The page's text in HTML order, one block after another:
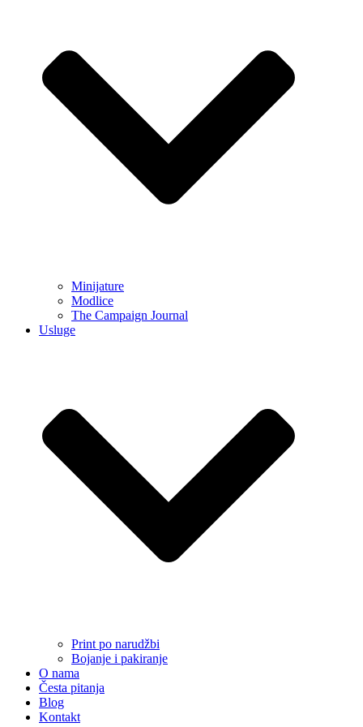
Minijature
Modlice
The Campaign Journal
Usluge
Print po narudžbi
Bojanje i pakiranje
O nama
Česta pitanja
Blog
Kontakt